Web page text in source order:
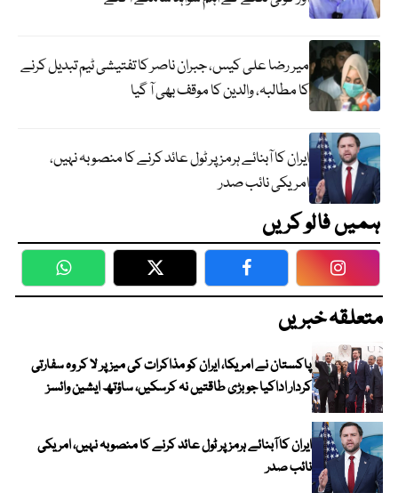
میر رضا علی کیس، جبران ناصر کا تفتیشی ٹیم تبدیل کرنے
کا مطالبہ، والدین کا موقف بھی آ گیا
ایران کا آبنائے ہرمز پر ٹول عائد کرنے کا منصوبہ نہیں،
امریکی نائب صدر
ہمیں فالو کریں
WhatsApp Twitter Facebook
متعلقہ خبریں
پاکستان نے امریکا، ایران کو مذاکرات کی میز پر لا کر وہ سفارتی
کردار اداکیا جو بڑی طاقتیں نہ کرسکیں، ساؤتھ ایشین وائسز
ایران کا آبنائے ہرمز پر ٹول عائد کرنے کا منصوبہ نہیں، امریکی
نائب صدر